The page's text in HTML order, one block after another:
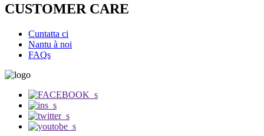
CUSTOMER CARE
Cuntatta ci
Nantu à noi
FAQs